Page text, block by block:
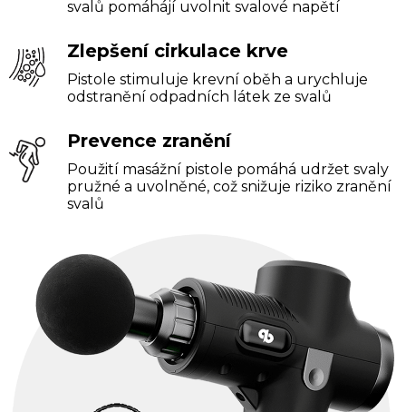
svalů pomáhájí uvolnit svalové napětí
Zlepšení cirkulace krve
Pistole stimuluje krevní oběh a urychluje
odstranění odpadních látek ze svalů
Prevence zranění
Použití masážní pistole pomáhá udržet svaly
pružné a uvolněné, což snižuje riziko zranění
svalů